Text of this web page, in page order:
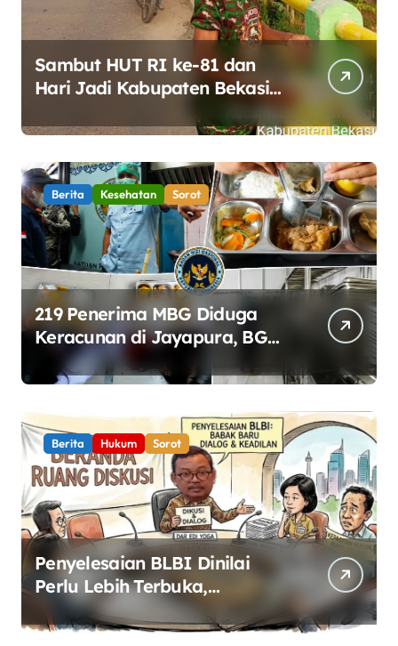
Sambut HUT RI ke-81 dan
Hari Jadi Kabupaten Bekasi
ke-76, Pemdes Muara bakti
Gotong Royong Percantik
Jembatan CBL
Berita Kesehatan Sorot
219 Penerima MBG Diduga
Keracunan di Jayapura, BGN
Perketat Pengawasan
Keamanan Pangan
Berita Hukum Sorot
Penyelesaian BLBI Dinilai
Perlu Lebih Terbuka,
Pemerintah Diminta Buka
Ruang Dialog